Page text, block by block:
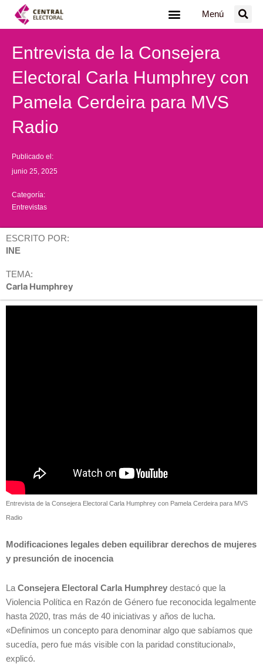
Menú
Entrevista de la Consejera
Electoral Carla Humphrey con
Pamela Cerdeira para MVS
Radio
Publicado el:
junio 25, 2025
Categoría:
Entrevistas
ESCRITO POR:
INE
TEMA:
Carla Humphrey
Entrevista de la Consejera Electoral Carla Humphrey con Pamela Cerdeira para MVS
Radio
Modificaciones legales deben equilibrar derechos de mujeres
y presunción de inocencia
La Consejera Electoral Carla Humphrey destacó que la
Violencia Política en Razón de Género fue reconocida legalmente
hasta 2020, tras más de 40 iniciativas y años de lucha.
«Definimos un concepto para denominar algo que sabíamos que
sucedía, pero fue más visible con la paridad constitucional»,
explicó.